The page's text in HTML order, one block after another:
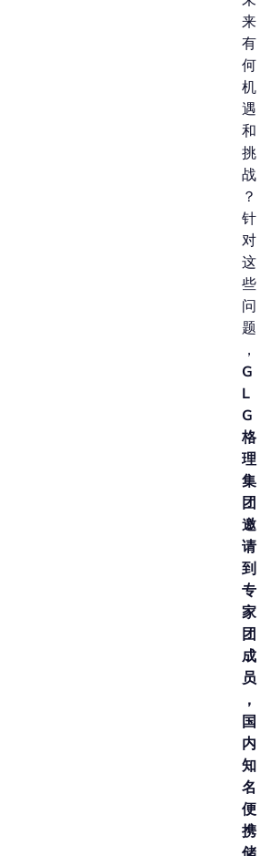
来
有
何
机
遇
和
挑
战
？
针
对
这
些
问
题
，
G
L
G
格
理
集
团
邀
请
到
专
家
团
成
员
，
国
内
知
名
便
携